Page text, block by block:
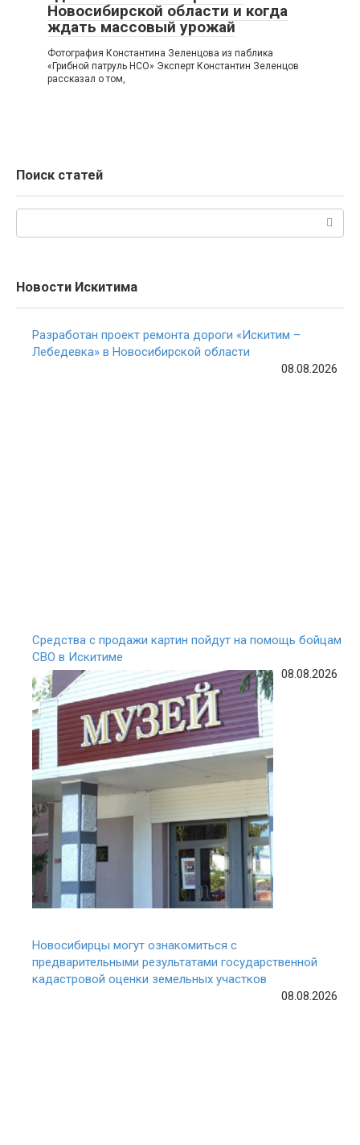
Новосибирской области и когда
ждать массовый урожай
Фотография Константина Зеленцова из паблика
«Грибной патруль НСО» Эксперт Константин Зеленцов
рассказал о том,
Поиск статей
Новости Искитима
Разработан проект ремонта дороги «Искитим –
Лебедевка» в Новосибирской области
08.08.2026
Средства с продажи картин пойдут на помощь бойцам
СВО в Искитиме
08.08.2026
Новосибирцы могут ознакомиться с
предварительными результатами государственной
кадастровой оценки земельных участков
08.08.2026